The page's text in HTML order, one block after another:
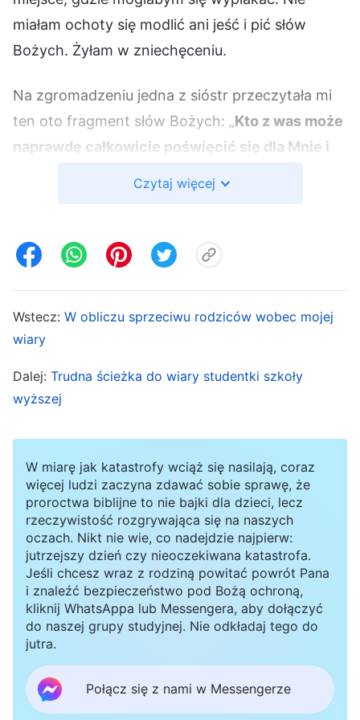
miałam ochoty się modlić ani jeść i pić słów
Bożych. Żyłam w zniechęceniu.
Na zgromadzeniu jedna z sióstr przeczytała mi
ten oto fragment słów Bożych: „Kto z was może
naprawdę całkowicie poświęcić się dla Mnie i
domu, świecie zewnętrznym, pożywieniu i
wciąż myślisz o swojej żonie, dzieciach i
rodzicach w domu. Czy oni są twoją
własnością? Dlaczego nie oddasz ich w Moje
ręce? Czy Mi nie ufasz? A może obawiasz się,
rodzinę i niepokoisz się o swoich bliskich? Czy
zajmuję pewną pozycję w twoim sercu? Stale
mówisz o tym, że pozwalasz Mi panować w
tobie i zajmować całą twoją istotę – to wszystko
są złudne kłamstwa! Ilu z was jest całym
sercem oddanych kościołowi? A któż z was nie
myśli o sobie, tylko działa na rzecz dzisiejszego
rozdz. 59, w: Słowo, t. 1, Pojawienie się Boga i Jego
dzieło). Z tych słów Bożych zrozumiałam, że
Czytaj więcej
Wstecz: W obliczu sprzeciwu rodziców wobec mojej
wiary
Dalej: Trudna ścieżka do wiary studentki szkoły
wyższej
W miarę jak katastrofy wciąż się nasilają, coraz
więcej ludzi zaczyna zdawać sobie sprawę, że
proroctwa biblijne to nie bajki dla dzieci, lecz
rzeczywistość rozgrywająca się na naszych
oczach. Nikt nie wie, co nadejdzie najpierw:
jutrzejszy dzień czy nieoczekiwana katastrofa.
Jeśli chcesz wraz z rodziną powitać powrót Pana
i znaleźć bezpieczeństwo pod Bożą ochroną,
kliknij WhatsAppa lub Messengera, aby dołączyć
do naszej grupy studyjnej. Nie odkładaj tego do
jutra.
Połącz się z nami w Messengerze